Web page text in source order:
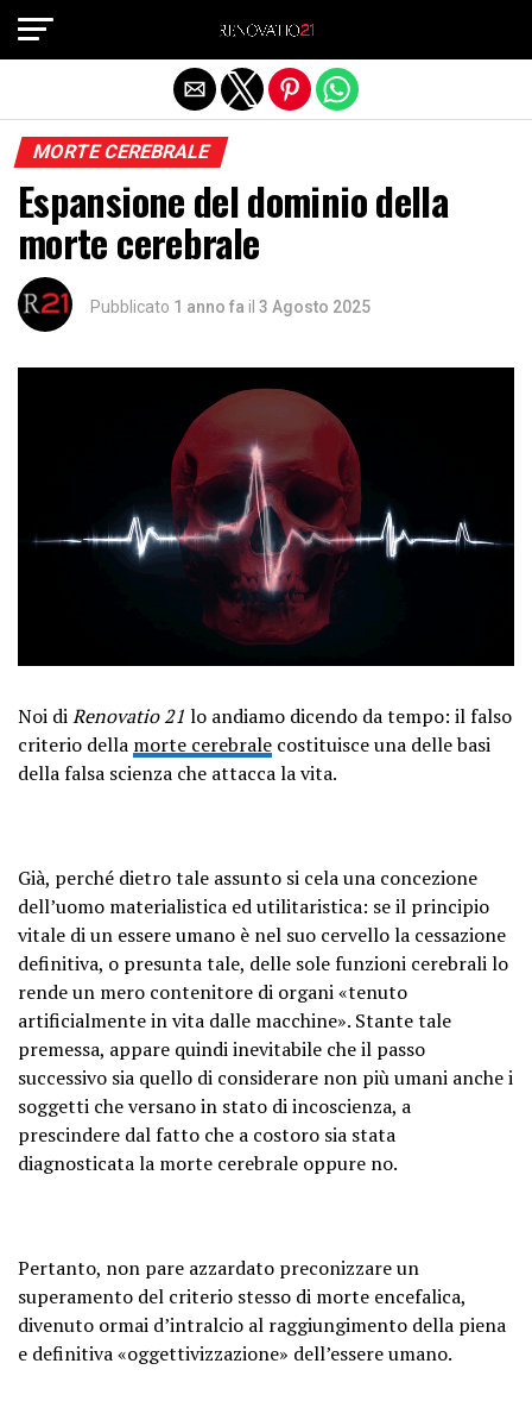
MORTE CEREBRALE
Espansione del dominio della
morte cerebrale
Pubblicato 1 anno fa il 3 Agosto 2025
Noi diRenovatio 21 lo andiamo dicendo da tempo: il falso
criterio della morte cerebrale costituisce una delle basi
della falsa scienza che attacca la vita.
Già, perché dietro tale assunto si cela una concezione
dell’uomo materialistica ed utilitaristica: se il principio
vitale di un essere umano è nel suo cervello la cessazione
definitiva, o presunta tale, delle sole funzioni cerebrali lo
rende un mero contenitore di organi «tenuto
artificialmente in vita dalle macchine». Stante tale
premessa, appare quindi inevitabile che il passo
successivo sia quello di considerare non più umani anche i
soggetti che versano in stato di incoscienza, a
prescindere dal fatto che a costoro sia stata
diagnosticata la morte cerebrale oppure no.
Pertanto, non pare azzardato preconizzare un
superamento del criterio stesso di morte encefalica,
divenuto ormai d’intralcio al raggiungimento della piena
e definitiva «oggettivizzazione» dell’essere umano.
Exit mobile version